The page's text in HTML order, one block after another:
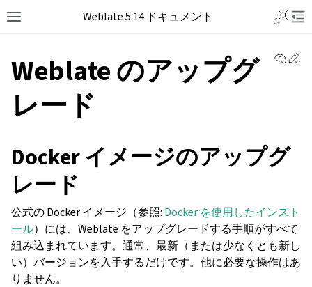
Weblate 5.14 ドキュメント
Weblate のアップグ
レード
Docker イメージのアップグ
レード
公式の Docker イメージ（参照: Docker を使用したインスト
ール）には、Weblate をアップグレードする手順がすべて
組み込まれています。通常、最新（または少なくとも新し
い）バージョンを入手するだけです。他に必要な操作はあ
りません。